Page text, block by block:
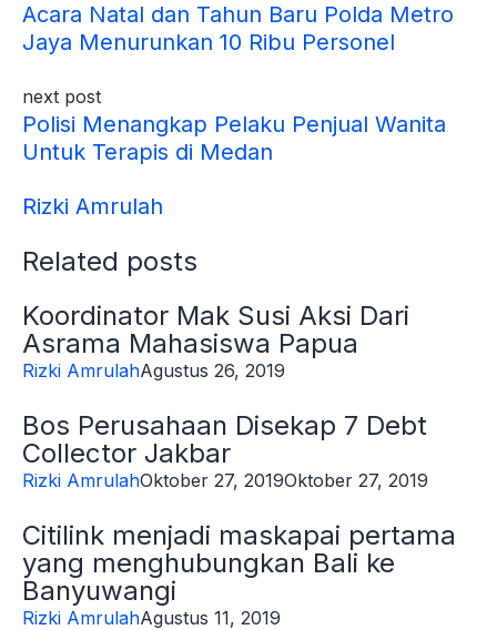
Acara Natal dan Tahun Baru Polda Metro
Jaya Menurunkan 10 Ribu Personel
next post
Polisi Menangkap Pelaku Penjual Wanita
Untuk Terapis di Medan
Rizki Amrulah
Related posts
Koordinator Mak Susi Aksi Dari
Asrama Mahasiswa Papua
Rizki AmrulahAgustus 26, 2019
Bos Perusahaan Disekap 7 Debt
Collector Jakbar
Rizki AmrulahOktober 27, 2019Oktober 27, 2019
Citilink menjadi maskapai pertama
yang menghubungkan Bali ke
Banyuwangi
Rizki AmrulahAgustus 11, 2019